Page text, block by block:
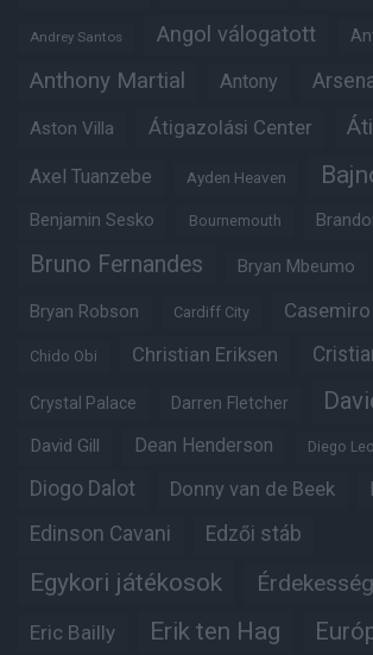
Andrey Santos Angol válogatott
Anthony Martial Antony
Aston Villa Átigazolási Center
Axel Tuanzebe Ayden Heaven
Benjamin Sesko Bournemouth
Bruno Fernandes Bryan Mbeumo
Bryan Robson Cardiff City Casemiro
Chido Obi Christian Eriksen
Crystal Palace Darren Fletcher
David Gill Dean Henderson Diego
Diogo Dalot Donny van de Beek
Edinson Cavani Edzői stáb
Egykori játékosok
Eric Bailly Erik ten Hag